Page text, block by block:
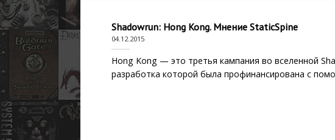
Shadowrun: Hong Kong. Мнение StaticSpine
04.12.2015
Hong Kong — это третья кампания во вселенной
разработка которой была профинансирована с